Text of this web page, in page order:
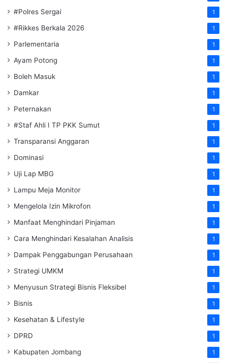
#Polres Sergai 1
#Rikkes Berkala 2026 1
Parlementaria 1
Ayam Potong 1
Boleh Masuk 1
Damkar 1
Peternakan 1
#Staf Ahli I TP PKK Sumut 1
Transparansi Anggaran 1
Dominasi 1
Uji Lap MBG 1
Lampu Meja Monitor 1
Mengelola Izin Mikrofon 1
Manfaat Menghindari Pinjaman 1
Cara Menghindari Kesalahan Analisis 1
Dampak Penggabungan Perusahaan 1
Strategi UMKM 1
Menyusun Strategi Bisnis Fleksibel 1
Bisnis 1
Kesehatan & Lifestyle 1
DPRD 1
Kabupaten Jombang 1